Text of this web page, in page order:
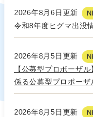
報
2026年8月6日更新
令和8年度ヒグマ出没
2026年8月5日更新
【公募型プロポーザ
係る公募型プロポーザ
2026年8月5日更新